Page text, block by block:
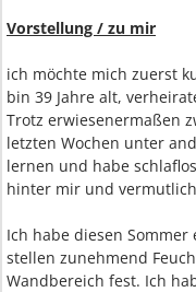
Vorstellung / zu mir
ich möchte mich zuerst
bin 39 Jahre alt,
Trotz erwiesenermaßen
letzten Wochen unter
lernen und habe
hinter mir und
Ich habe diesen
stellen zunehmend
Wandbereich fest. Ich